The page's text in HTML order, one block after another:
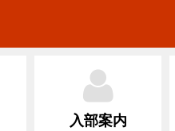
入部案内